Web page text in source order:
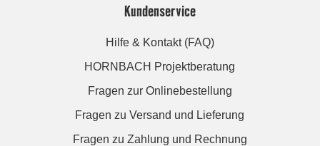
Kundenservice
Hilfe & Kontakt (FAQ)
HORNBACH Projektberatung
Fragen zur Onlinebestellung
Fragen zu Versand und Lieferung
Fragen zu Zahlung und Rechnung